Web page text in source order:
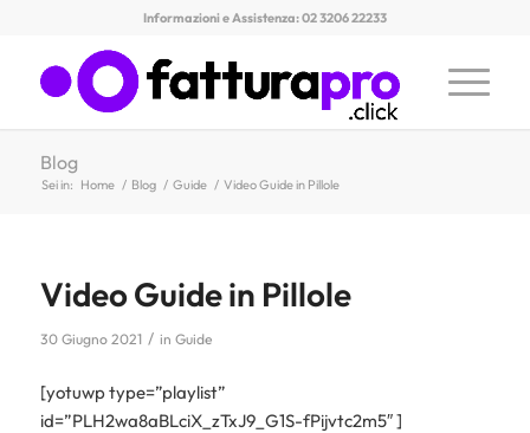
Informazioni e Assistenza: 02 3206 22233
Blog
Sei in: Home / Blog / Guide / Video Guide in Pillole
Video Guide in Pillole
30 Giugno 2021 / in Guide
[yotuwp type=”playlist”
id=”PLH2wa8aBLciX_zTxJ9_G1S-fPijvtc2m5″ ]